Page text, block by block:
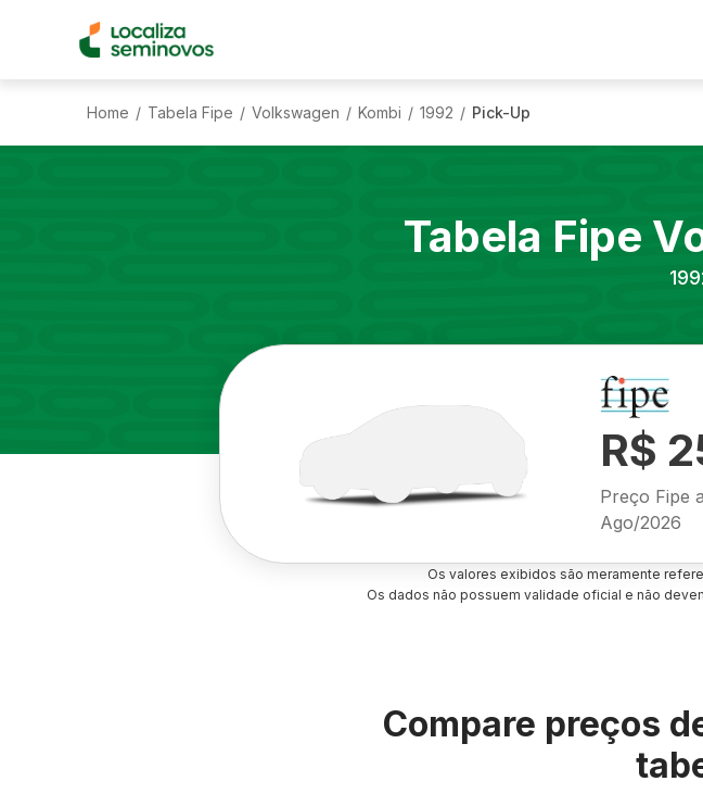
Home / Tabela Fipe / Volkswagen / Kombi / 1992 / Pick-Up
Tabela Fipe
R$
Preço Fipe
Ago/2026
Os valores exibidos são meramente
Os dados não possuem validade oficial e não
Compare preços